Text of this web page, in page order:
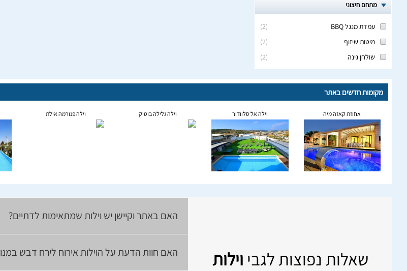
מתחם חיצוני
(
2
)
עמדת מנגל BBQ
(
2
)
מיטות שיזוף
(
2
) שולחן גינה
מקומות חדשים באתר
אחוזת קאזה מיה וילה אל סלוודור וילה גלילה בוטיק וילה פנורמה אילת
שאלות נפוצות לגבי וילות
האם באתר וקיישן יש וילות שמתאימות לדתיים?
האם חוות הדעת על הוילות אירוח לירח דבש